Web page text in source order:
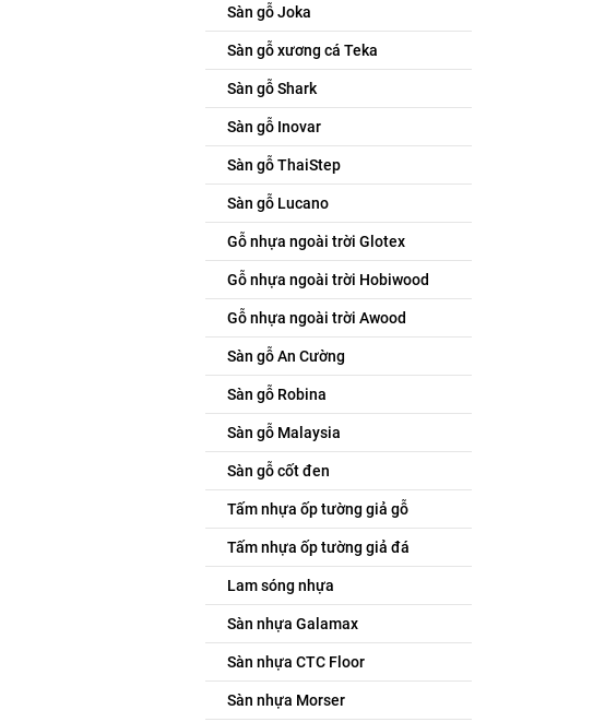
Sàn gỗ Joka
Sàn gỗ xương cá Teka
Sàn gỗ Shark
Sàn gỗ Inovar
Sàn gỗ ThaiStep
Sàn gỗ Lucano
Gỗ nhựa ngoài trời Glotex
Gỗ nhựa ngoài trời Hobiwood
Gỗ nhựa ngoài trời Awood
Sàn gỗ An Cường
Sàn gỗ Robina
Sàn gỗ Malaysia
Sàn gỗ cốt đen
Tấm nhựa ốp tường giả gỗ
Tấm nhựa ốp tường giả đá
Lam sóng nhựa
Sàn nhựa Galamax
Sàn nhựa CTC Floor
Sàn nhựa Morser